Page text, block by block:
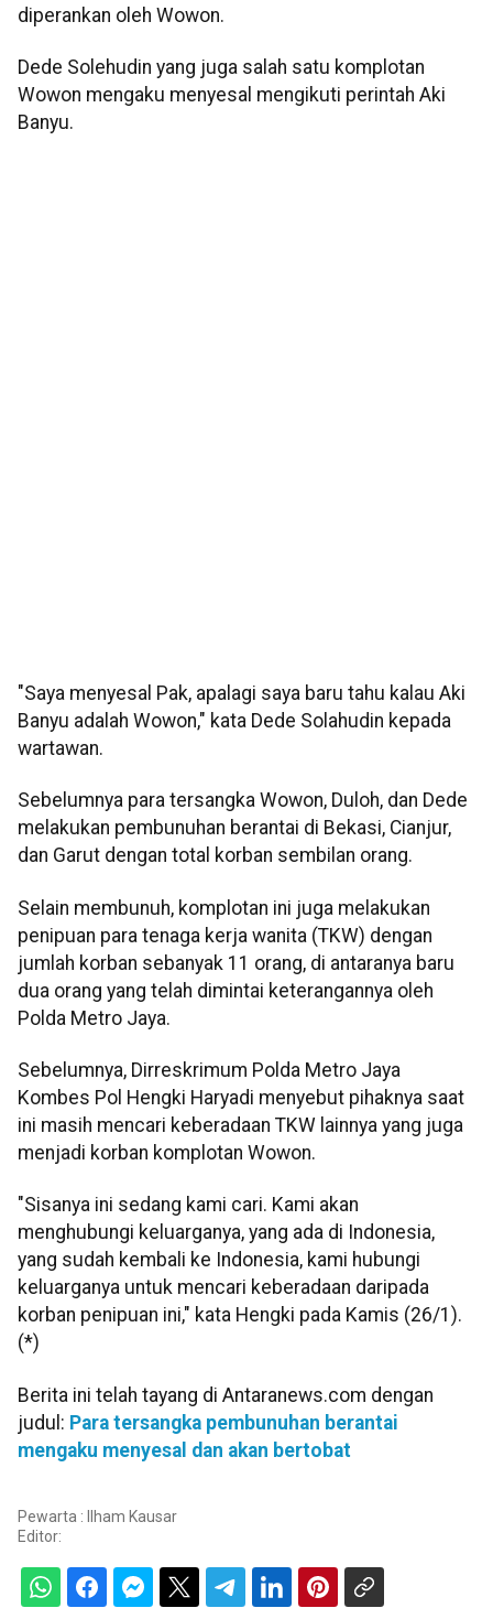
diperankan oleh Wowon.
Dede Solehudin yang juga salah satu komplotan
Wowon mengaku menyesal mengikuti perintah Aki
Banyu.
"Saya menyesal Pak, apalagi saya baru tahu kalau Aki
Banyu adalah Wowon," kata Dede Solahudin kepada
wartawan.
Sebelumnya para tersangka Wowon, Duloh, dan Dede
melakukan pembunuhan berantai di Bekasi, Cianjur,
dan Garut dengan total korban sembilan orang.
Selain membunuh, komplotan ini juga melakukan
penipuan para tenaga kerja wanita (TKW) dengan
jumlah korban sebanyak 11 orang, di antaranya baru
dua orang yang telah dimintai keterangannya oleh
Polda Metro Jaya.
Sebelumnya, Dirreskrimum Polda Metro Jaya
Kombes Pol Hengki Haryadi menyebut pihaknya saat
ini masih mencari keberadaan TKW lainnya yang juga
menjadi korban komplotan Wowon.
"Sisanya ini sedang kami cari. Kami akan
menghubungi keluarganya, yang ada di Indonesia,
yang sudah kembali ke Indonesia, kami hubungi
keluarganya untuk mencari keberadaan daripada
korban penipuan ini," kata Hengki pada Kamis (26/1).
(*)
Berita ini telah tayang di Antaranews.com dengan
judul: Para tersangka pembunuhan berantai
mengaku menyesal dan akan bertobat
Pewarta : Ilham Kausar
Editor: